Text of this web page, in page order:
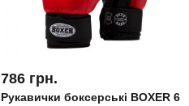
786 грн.
Рукавички боксерські BOXER 6